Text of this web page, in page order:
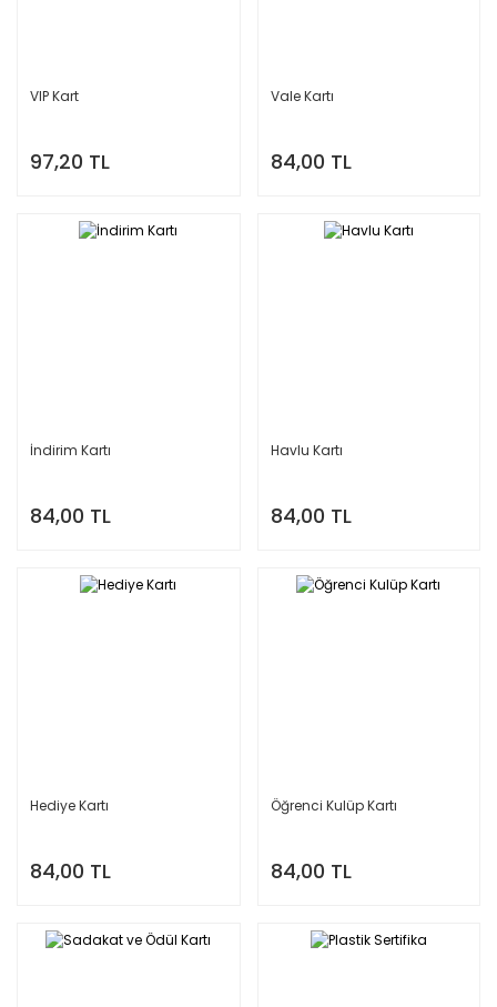
VIP Kart
97,20 TL
Vale Kartı
84,00 TL
İndirim Kartı
84,00 TL
Havlu Kartı
84,00 TL
Hediye Kartı
84,00 TL
Öğrenci Kulüp Kartı
84,00 TL